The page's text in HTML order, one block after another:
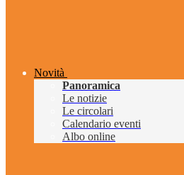
Novità
Panoramica
Le notizie
Le circolari
Calendario eventi
Albo online